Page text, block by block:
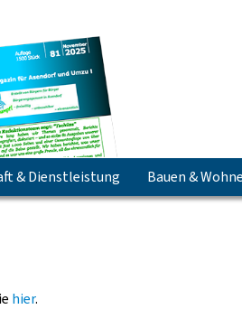
& lesen!
& Dienstleistung Bauen &
hier.